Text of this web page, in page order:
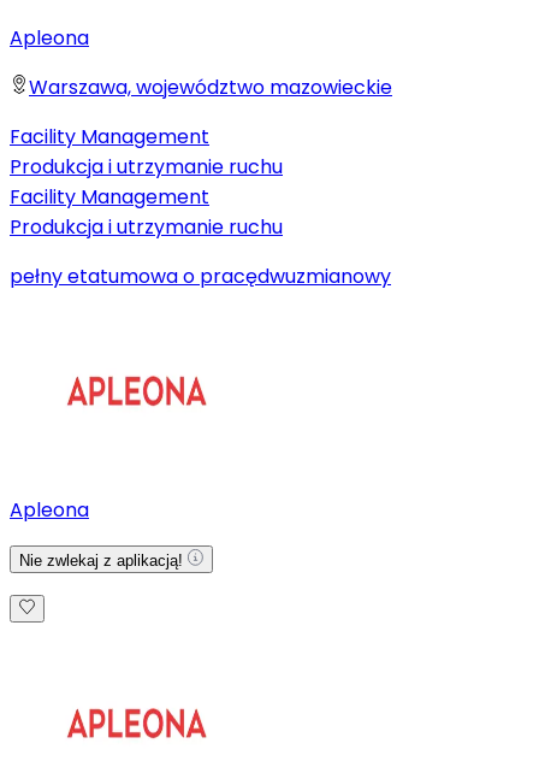
Apleona
Warszawa, województwo mazowieckie
Facility Management
Produkcja i utrzymanie ruchu
Facility Management
Produkcja i utrzymanie ruchu
pełny etatumowa o pracędwuzmianowy
Apleona
Nie zwlekaj z aplikacją!